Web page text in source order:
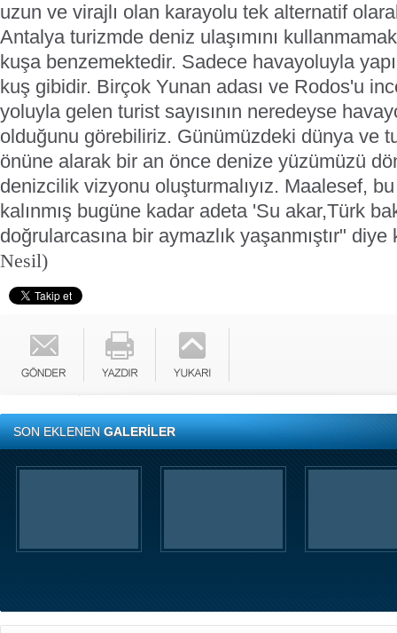
uzun ve virajlı olan karayolu tek alternatif
Antalya turizmde deniz ulaşımını
kuşa benzemektedir. Sadece havayoluyla
kuş gibidir. Birçok Yunan adası ve Rodos'u
yoluyla gelen turist sayısının neredeyse
olduğunu görebiliriz. Günümüzdeki dünya ve
önüne alarak bir an önce denize yüzümüzü
denizcilik vizyonu oluşturmalıyız. Maalesef,
kalınmış bugüne kadar adeta 'Su akar,Türk
doğrularcasına bir aymazlık yaşanmıştır" diye
Nesil)
SON EKLENENGALERİLER